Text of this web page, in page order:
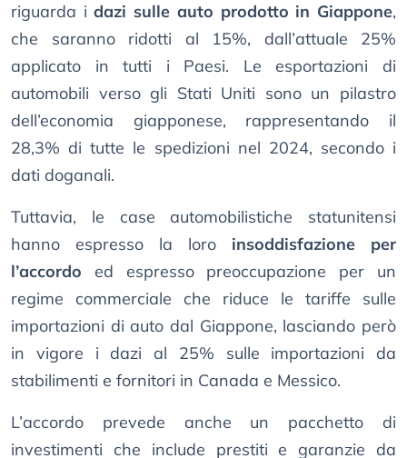
riguarda idazi sulle auto prodotto in Giappone,
che saranno ridotti al 15%, dall’attuale 25%
applicato in tutti i Paesi. Le esportazioni di
automobili verso gli Stati Uniti sono un pilastro
dell’economia giapponese, rappresentando il
28,3% di tutte le spedizioni nel 2024, secondo i
dati doganali.
Tuttavia, le case automobilistiche statunitensi
hanno espresso la loro insoddisfazione per
l’accordo ed espresso preoccupazione per un
regime commerciale che riduce le tariffe sulle
importazioni di auto dal Giappone, lasciando però
in vigore i dazi al 25% sulle importazioni da
stabilimenti e fornitori in Canada e Messico.
L’accordo prevede anche un pacchetto di
investimenti che include prestiti e garanzie da